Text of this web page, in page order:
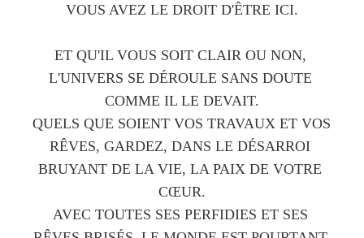
VOUS AVEZ LE DROIT D'ÊTRE ICI.
ET QU'IL VOUS SOIT CLAIR OU NON,
L'UNIVERS SE DÉROULE SANS DOUTE
COMME IL LE DEVAIT.
QUELS QUE SOIENT VOS TRAVAUX ET VOS
RÊVES, GARDEZ, DANS LE DÉSARROI
BRUYANT DE LA VIE, LA PAIX DE VOTRE
CŒUR.
AVEC TOUTES SES PERFIDIES ET SES